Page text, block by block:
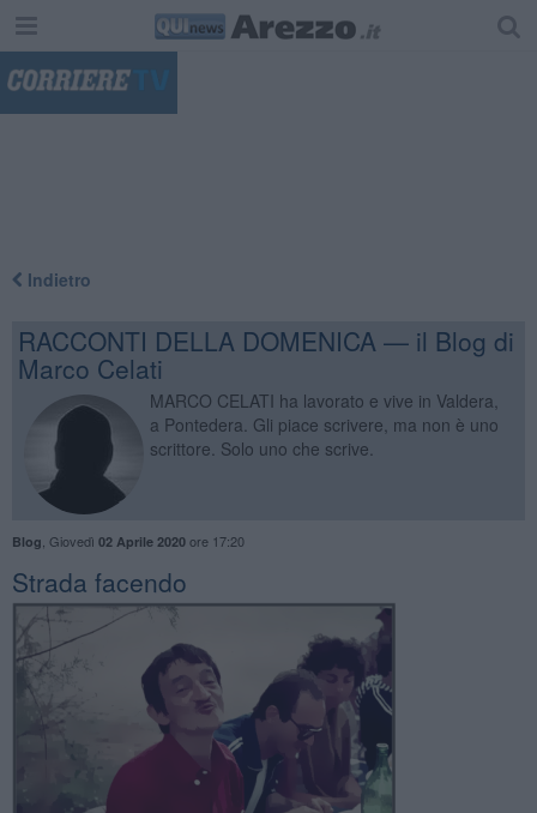
Indietro
RACCONTI DELLA DOMENICA — il Blog di
Marco Celati
MARCO CELATI ha lavorato e vive in Valdera,
a Pontedera. Gli piace scrivere, ma non è uno
scrittore. Solo uno che scrive.
Blog Giovedì 02 Aprile 2020ore 17:20
Strada facendo